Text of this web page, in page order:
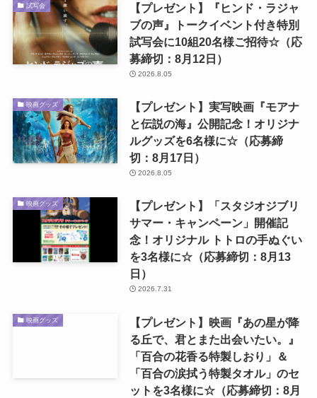
試写会
【プレゼント】『ヒンド・ラジャ
ブの声』トークイベント付き特別
試写会に10組20名様ご招待☆（応
募締切：8月12日）
2026.8.05
映画グッズ
【プレゼント】実写映画『モアナ
と伝説の海』公開記念！オリジナ
ルグッズを6名様に☆（応募締
切：8月17日）
2026.8.05
映画グッズ
【プレゼント】「スタジオジブリ
サマー・キャンペーン」開催記
念！オリジナル トトロの手ぬぐい
を3名様に☆（応募締切：8月13
日）
2026.7.31
映画グッズ
【プレゼント】映画『あの星が降
る丘で、君とまた出会いたい。』
「百合の花香る特製しおり」＆
「百合の涙拭う特製タオル」のセ
ットを3名様に☆（応募締切：8月